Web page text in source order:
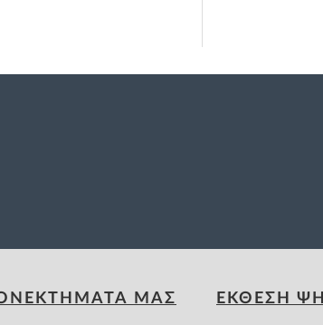
ΜΑΣ ΕΚΘΕΣΗ